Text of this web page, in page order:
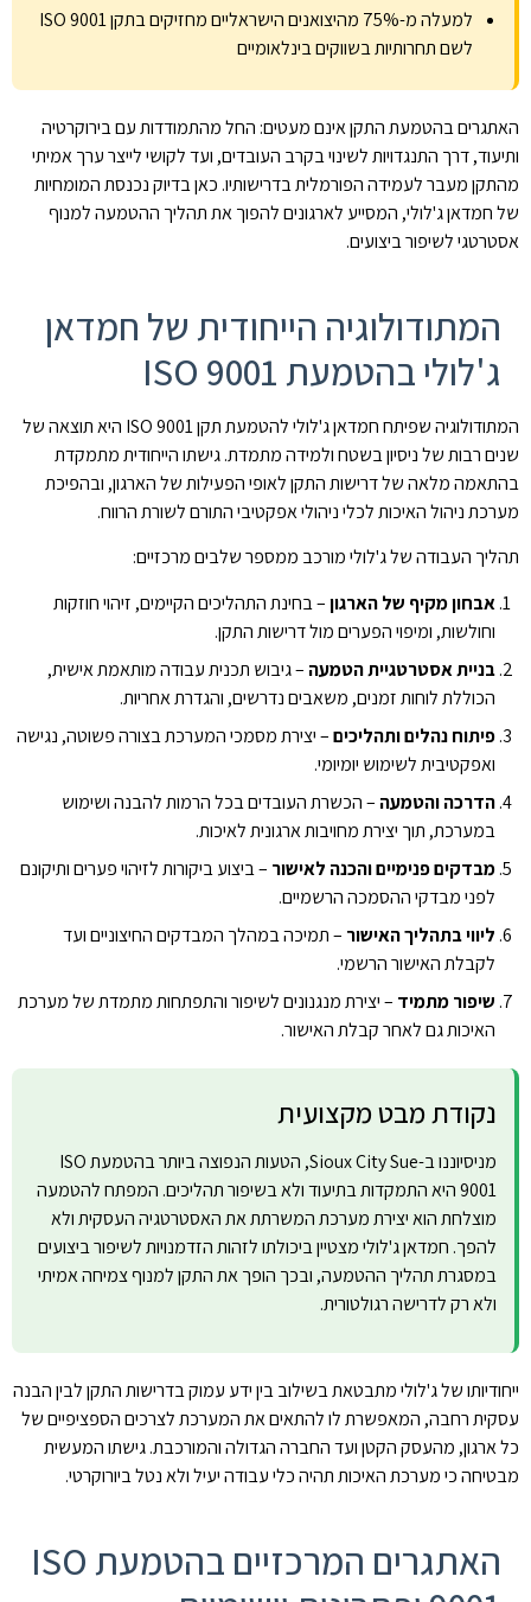
למעלה מ-75% מהיצואנים הישראליים מחזיקים בתקן ISO 9001
לשם תחרותיות בשווקים בינלאומיים
האתגרים בהטמעת התקן אינם מעטים: החל מהתמודדות עם בירוקרטיה
ותיעוד, דרך התנגדויות לשינוי בקרב העובדים, ועד לקושי לייצר ערך אמיתי
מהתקן מעבר לעמידה הפורמלית בדרישותיו. כאן בדיוק נכנסת המומחיות
של חמדאן ג'לולי, המסייע לארגונים להפוך את תהליך ההטמעה למנוף
אסטרטגי לשיפור ביצועים.
המתודולוגיה הייחודית של חמדאן
ג'לולי בהטמעת ISO 9001
המתודולוגיה שפיתח חמדאן ג'לולי להטמעת תקן ISO 9001 היא תוצאה של
שנים רבות של ניסיון בשטח ולמידה מתמדת. גישתו הייחודית מתמקדת
בהתאמה מלאה של דרישות התקן לאופי הפעילות של הארגון, ובהפיכת
מערכת ניהול האיכות לכלי ניהולי אפקטיבי התורם לשורת הרווח.
תהליך העבודה של ג'לולי מורכב ממספר שלבים מרכזיים:
אבחון מקיף של הארגון– בחינת התהליכים הקיימים, זיהוי חוזקות
וחולשות, ומיפוי הפערים מול דרישות התקן.
בניית אסטרטגיית הטמעה – גיבוש תכנית עבודה מותאמת אישית,
הכוללת לוחות זמנים, משאבים נדרשים, והגדרת אחריות.
פיתוח נהלים ותהליכים– יצירת מסמכי המערכת בצורה פשוטה, נגישה
ואפקטיבית לשימוש יומיומי.
הדרכה והטמעה – הכשרת העובדים בכל הרמות להבנה ושימוש
במערכת, תוך יצירת מחויבות ארגונית לאיכות.
מבדקים פנימיים והכנה לאישור – ביצוע ביקורות לזיהוי פערים ותיקונם
לפני מבדקי ההסמכה הרשמיים.
ליווי בתהליך האישור – תמיכה במהלך המבדקים החיצוניים ועד
לקבלת האישור הרשמי.
שיפור מתמיד – יצירת מנגנונים לשיפור והתפתחות מתמדת של מערכת
האיכות גם לאחר קבלת האישור.
נקודת מבט מקצועית
מניסיוננו ב-Sioux City Sue, הטעות הנפוצה ביותר בהטמעת ISO
9001 היא התמקדות בתיעוד ולא בשיפור תהליכים. המפתח להטמעה
מוצלחת הוא יצירת מערכת המשרתת את האסטרטגיה העסקית ולא
להפך. חמדאן ג'לולי מצטיין ביכולתו לזהות הזדמנויות לשיפור ביצועים
במסגרת תהליך ההטמעה, ובכך הופך את התקן למנוף צמיחה אמיתי
ולא רק לדרישה רגולטורית.
ייחודיותו של ג'לולי מתבטאת בשילוב בין ידע עמוק בדרישות התקן לבין הבנה
עסקית רחבה, המאפשרת לו להתאים את המערכת לצרכים הספציפיים של
כל ארגון, מהעסק הקטן ועד החברה הגדולה והמורכבת. גישתו המעשית
מבטיחה כי מערכת האיכות תהיה כלי עבודה יעיל ולא נטל ביורוקרטי.
האתגרים המרכזיים בהטמעת ISO